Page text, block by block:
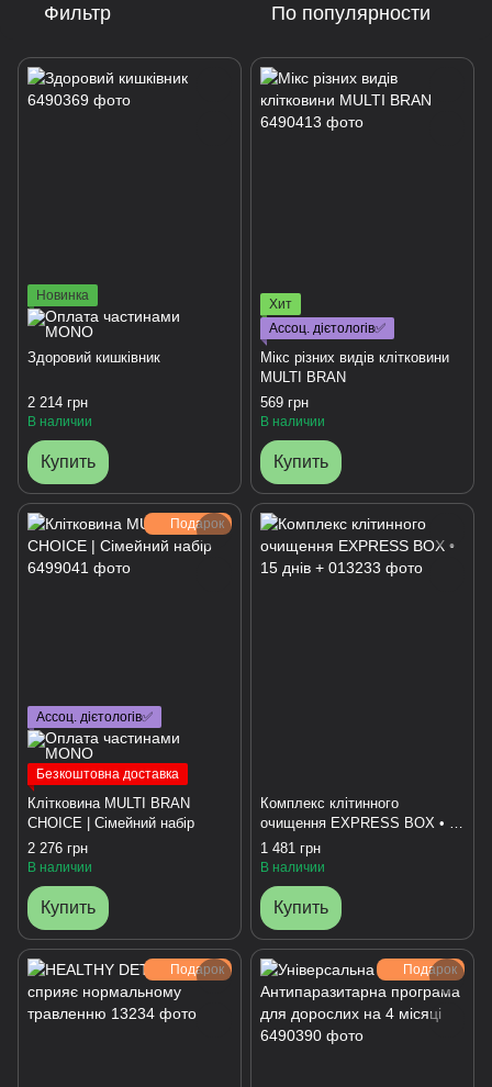
Фильтр По популярности
Новинка
Здоровий кишківник
2 214 грн
В наличии
Купить
Хит
Ассоц. дієтологів✅
Мікс різних видів клітковини
MULTI BRAN
569 грн
В наличии
Купить
Подарок
Ассоц. дієтологів✅
Безкоштовна доставка
Клітковина MULTI BRAN
CHOICE | Сімейний набір
2 276 грн
В наличии
Купить
Комплекс клітинного
очищення EXPRESS BOX • 15
днів +
1 481 грн
В наличии
Купить
Подарок Подарок